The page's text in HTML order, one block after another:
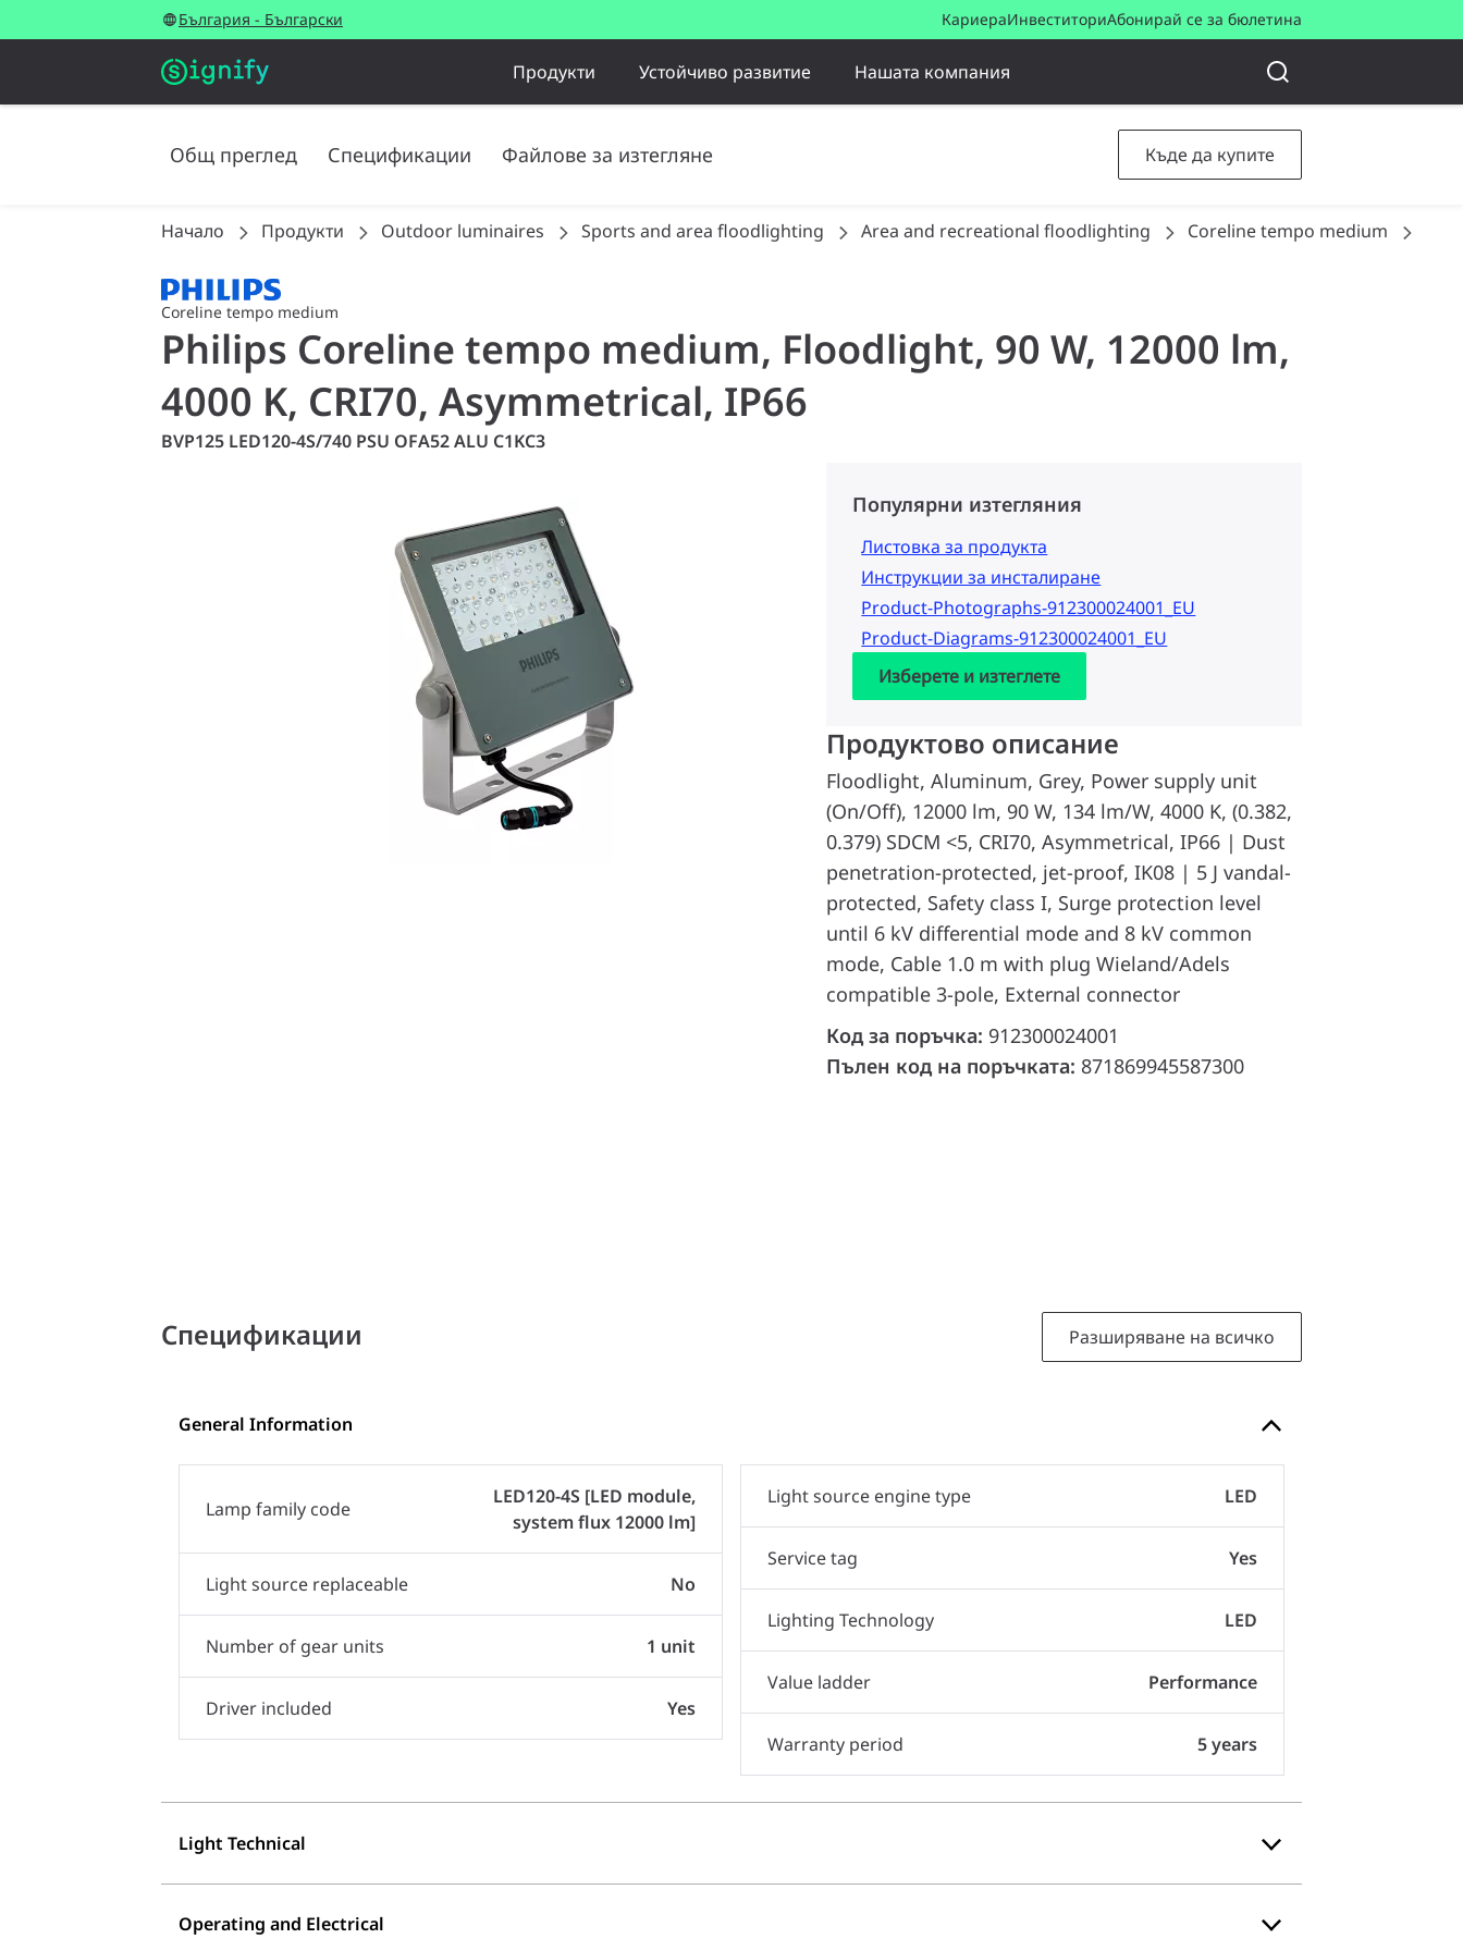
България - Български КариераИнвеститориАбонирай се за бюлетина
Продукти Устойчиво развитие Нашата компания
Общ преглед Спецификации Файлове за изтегляне Къде да купите
Начало Продукти Outdoor luminaires Sports and area floodlighting Area and recreational floodlighting Coreline tempo medium
Coreline tempo medium
Philips Coreline tempo medium, Floodlight, 90 W, 12000 lm,
4000 K, CRI70, Asymmetrical, IP66
BVP125 LED120-4S/740 PSU OFA52 ALU C1KC3
Популярни изтегляния
Листовка за продукта
Инструкции за инсталиране
Product-Photographs-912300024001_EU
Product-Diagrams-912300024001_EU
Изберете и изтеглете
Продуктово описание
Floodlight, Aluminum, Grey, Power supply unit
(On/Off), 12000 lm, 90 W, 134 lm/W, 4000 K, (0.382,
0.379) SDCM <5, CRI70, Asymmetrical, IP66 | Dust
penetration-protected, jet-proof, IK08 | 5 J vandal-
protected, Safety class I, Surge protection level
until 6 kV differential mode and 8 kV common
mode, Cable 1.0 m with plug Wieland/Adels
compatible 3-pole, External connector
Код за поръчка: 912300024001
Пълен код на поръчката: 871869945587300
Спецификации Разширяване на всичко
General Information
Lamp family code
LED120-4S [LED module,
system flux 12000 lm]
Light source replaceable No
Number of gear units 1 unit
Driver included Yes
Light source engine type LED
Service tag Yes
Lighting Technology LED
Value ladder Performance
Warranty period 5 years
Light Technical
Operating and Electrical